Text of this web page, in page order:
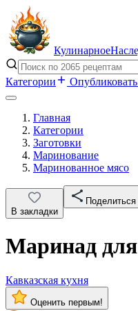
Кулинарное
Категории
Главная
Категории
Заготовки
Маринование
Маринованное мясо
В закладки
Поделиться
Маринад
Кавказская кухня
Оценить первым!